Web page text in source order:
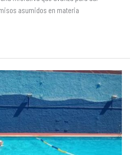
asumidos en materia